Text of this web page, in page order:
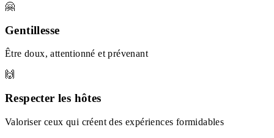
🤗
Gentillesse
Être doux, attentionné et prévenant
🙌
Respecter les hôtes
Valoriser ceux qui créent des expériences formidables